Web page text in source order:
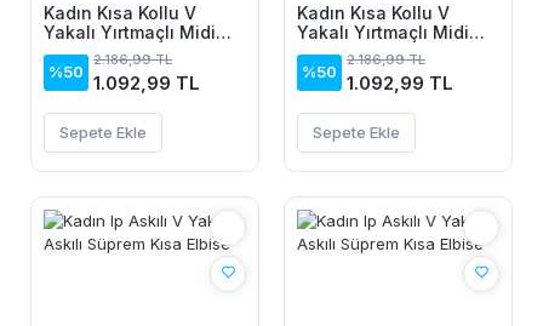
Kadın Kısa Kollu V
Yakalı Yırtmaçlı Midi
Boy Viskon Elbise
%50
2.186,99 TL
1.092,99 TL
Sepete Ekle
Kadın Kısa Kollu V
Yakalı Yırtmaçlı Midi
Boy Viskon Elbise
%50
2.186,99 TL
1.092,99 TL
Sepete Ekle